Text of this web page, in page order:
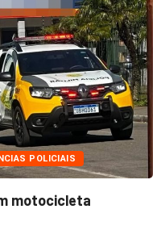
POLICIAIS
motocicleta